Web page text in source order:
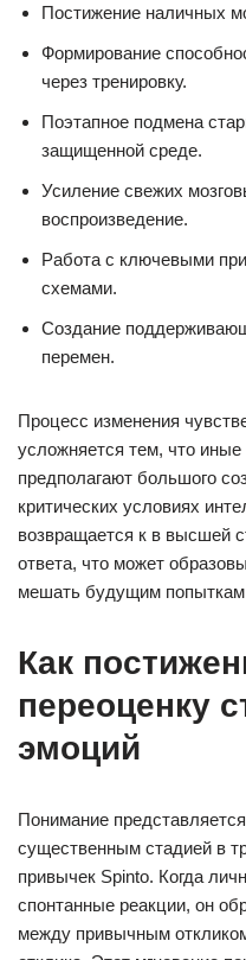
Постижение наличных
Формирование
через тренировку.
Поэтапное подмена
защищенной среде.
Усиление свежих
воспроизведение.
Работа с ключевыми
схемами.
Создание
перемен.
Процесс изменения
усложняется тем, что
предполагают большого
критических условиях
возвращается к в высшей
ответа, что может
мешать будущим попыткам
Как
переоценку
эмоций
Понимание
существенным стадией в
привычек Spinto. Когда
спонтанные реакции, он
между привычным